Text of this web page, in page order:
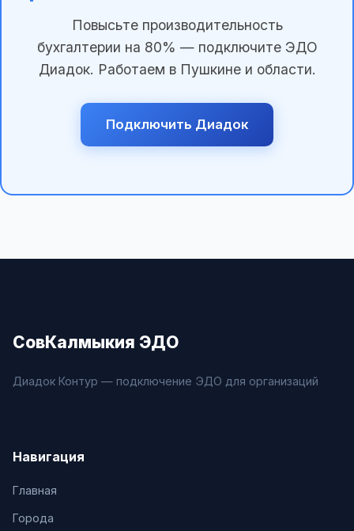
Повысьте производительность
бухгалтерии на 80% — подключите ЭДО
Диадок. Работаем в Пушкине и области.
Подключить Диадок
СовКалмыкия ЭДО
Диадок Контур — подключение ЭДО для организаций
Навигация
Главная
Города